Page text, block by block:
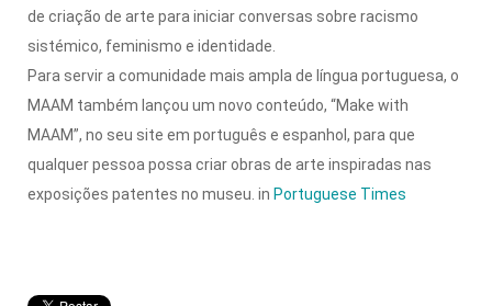
de criação de arte para iniciar conversas sobre racismo
sistémico, feminismo e identidade.
Para servir a comunidade mais ampla de língua portuguesa, o
MAAM também lançou um novo conteúdo, “Make with
MAAM”, no seu site em português e espanhol, para que
qualquer pessoa possa criar obras de arte inspiradas nas
exposições patentes no museu. in Portuguese Times